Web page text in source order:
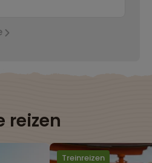
reizen
Treinreizen